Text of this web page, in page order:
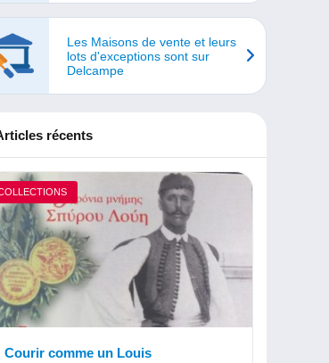
Les Maisons de vente et leurs
lots d'exceptions sont sur
Delcampe
récents
Courir comme un Louis